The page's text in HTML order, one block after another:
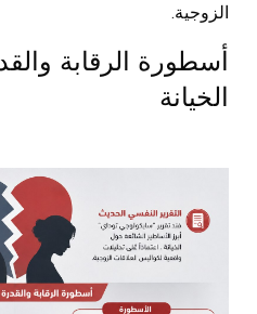
الزوجية.
أسطورة الرقابة
الخيانة